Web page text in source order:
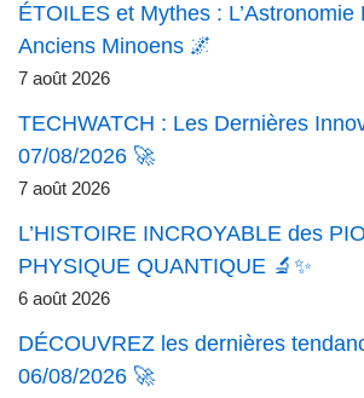
ÉTOILES et Mythes :
Anciens Minoens 🌌
7 août 2026
TECHWATCH : Les Dernières
07/08/2026 🚀
7 août 2026
L’HISTOIRE INCROYABLE des
PHYSIQUE QUANTIQUE 🔬✨
6 août 2026
DÉCOUVREZ les dernières
06/08/2026 🚀